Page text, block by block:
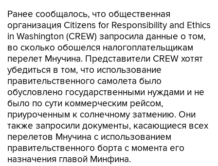
Ранее сообщалось, что общественная
организация Citizens for Responsibility and Ethics
in Washington (CREW) запросила данные о том,
во сколько обошелся налогоплательщикам
перелет Мнучина. Представители CREW хотят
убедиться в том, что использование
правительственного самолета было
обусловлено государственными нуждами и не
было по сути коммерческим рейсом,
приуроченным к солнечному затмению. Они
также запросили документы, касающиеся всех
перелетов Мнучина с использованием
правительственного борта с момента его
назначения главой Минфина.